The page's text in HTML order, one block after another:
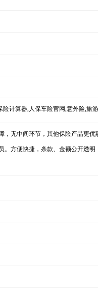
计算器,人保车险官网,意外险,旅
，无中间环节，其他保险产品更
。方便快捷，条款、金额公开透